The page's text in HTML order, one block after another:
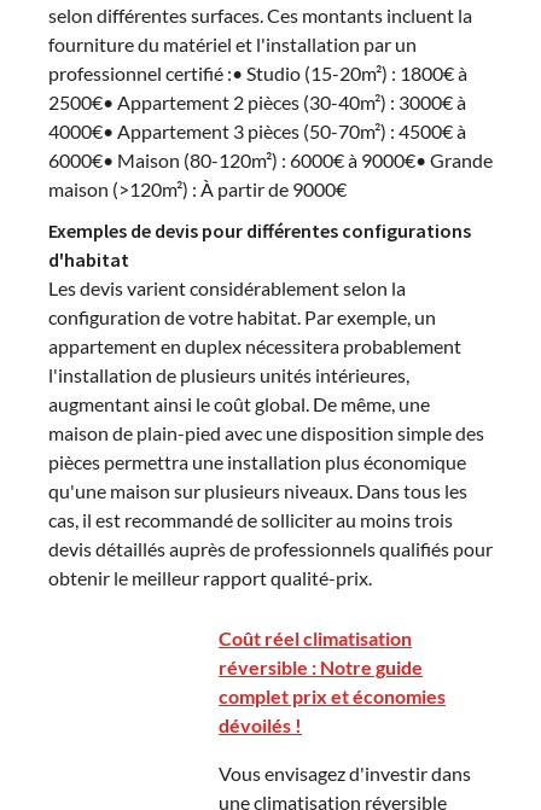
selon différentes surfaces. Ces montants incluent la
fourniture du matériel et l'installation par un
professionnel certifié :• Studio (15-20m²) : 1800€ à
2500€• Appartement 2 pièces (30-40m²) : 3000€ à
4000€• Appartement 3 pièces (50-70m²) : 4500€ à
6000€• Maison (80-120m²) : 6000€ à 9000€• Grande
maison (>120m²) : À partir de 9000€
Exemples de devis pour différentes configurations
d'habitat
Les devis varient considérablement selon la
configuration de votre habitat. Par exemple, un
appartement en duplex nécessitera probablement
l'installation de plusieurs unités intérieures,
augmentant ainsi le coût global. De même, une
maison de plain-pied avec une disposition simple des
pièces permettra une installation plus économique
qu'une maison sur plusieurs niveaux. Dans tous les
cas, il est recommandé de solliciter au moins trois
devis détaillés auprès de professionnels qualifiés pour
obtenir le meilleur rapport qualité-prix.
Coût réel climatisation
réversible : Notre guide
complet prix et économies
dévoilés !
Vous envisagez d'investir dans
une climatisation réversible